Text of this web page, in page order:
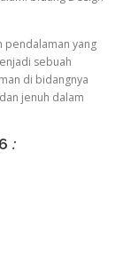
pendalaman yang
sebuah
di bidangnya
jenuh dalam
: